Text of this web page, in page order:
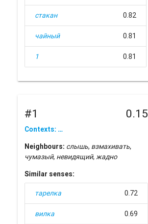
стакан 0.82
чайный 0.81
1 0.81
#1 0.15
Contexts: …
Neighbours: слышь, взмахивать,
чумазый, невидящий,жадно
Similar senses:
тарелка 0.72
вилка 0.69